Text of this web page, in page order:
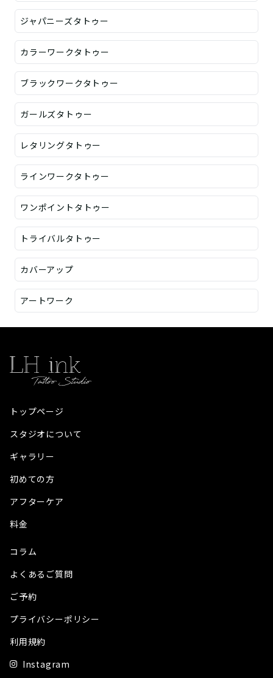
ジャパニーズタトゥー
カラーワークタトゥー
ブラックワークタトゥー
ガールズタトゥー
レタリングタトゥー
ラインワークタトゥー
ワンポイントタトゥー
トライバルタトゥー
カバーアップ
アートワーク
トップページ
スタジオについて
ギャラリー
初めての方
アフターケア
料金
コラム
よくあるご質問
ご予約
プライバシーポリシー
利用規約
Instagram